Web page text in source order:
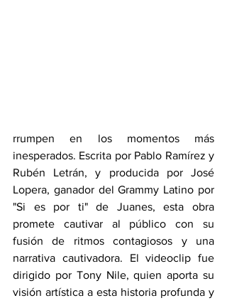
rrumpen en los momentos más
inesperados. Escrita por Pablo Ramírez y
Rubén Letrán, y producida por José
Lopera, ganador del Grammy Latino por
"Si es por ti" de Juanes, esta obra
promete cautivar al público con su
fusión de ritmos contagiosos y una
narrativa cautivadora. El videoclip fue
dirigido por Tony Nile, quien aporta su
visión artística a esta historia profunda y